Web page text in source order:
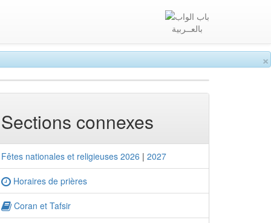
×
بالعــربية
Sections connexes
Fêtes nationales et religieuses 2026 | 2027
Horaires de prières
Coran et Tafsir